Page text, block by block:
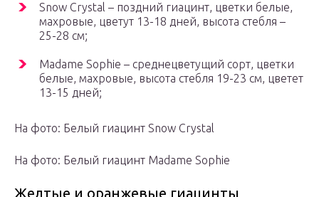
Snow Crystal – поздний гиацинт, цветки белые,
махровые, цветут 13-18 дней, высота стебля –
25-28 см;
Madame Sophie – среднецветущий сорт, цветки
белые, махровые, высота стебля 19-23 см, цветет
13-15 дней;
На фото: Белый гиацинт Snow Crystal
На фото: Белый гиацинт Madame Sophie
Желтые и оранжевые гиацинты